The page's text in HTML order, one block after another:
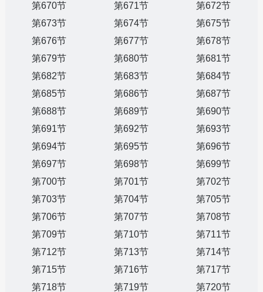
第670节
第671节
第672节
第673节
第674节
第675节
第676节
第677节
第678节
第679节
第680节
第681节
第682节
第683节
第684节
第685节
第686节
第687节
第688节
第689节
第690节
第691节
第692节
第693节
第694节
第695节
第696节
第697节
第698节
第699节
第700节
第701节
第702节
第703节
第704节
第705节
第706节
第707节
第708节
第709节
第710节
第711节
第712节
第713节
第714节
第715节
第716节
第717节
第718节
第719节 第720节